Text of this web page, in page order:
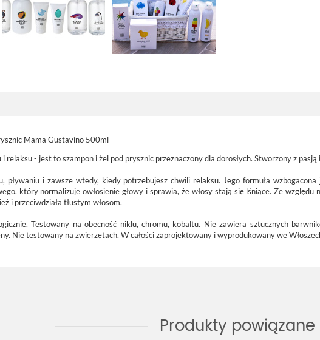
Mama Gustavino 500ml
- jest to szampon i żel pod prysznic przeznaczony dla dorosłych. Stworzony z pasją
pływaniu i zawsze wtedy, kiedy potrzebujesz chwili relaksu. Jego formuła
który normalizuje owłosienie głowy i sprawia, że włosy stają się lśniące. Ze
i przeciwdziała tłustym włosom.
Testowany na obecność niklu, chromu, kobaltu. Nie zawiera sztucznych
Nie testowany na zwierzętach. W całości zaprojektowany i wyprodukowany we
Produkty powiązane